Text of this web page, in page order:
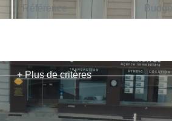
+ Plus de critères